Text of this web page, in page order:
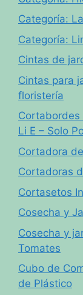
Categoría:
Categoría:
Cintas de
Cintas para
floristería
Cortabordes
Li E – Solo
Cortadora
Cortadoras
Cortasetos
Cosecha y
Cosecha y
Tomates
Cubo de
de Plástico